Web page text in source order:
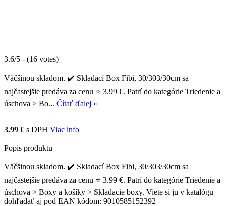
3.6/5 - (16 votes)
Väčšinou skladom. ✔️ Skladací Box Fibi, 30/303/30cm sa
najčastejšie predáva za cenu ⭐ 3.99 €. Patrí do kategórie Triedenie a
úschova > Bo... Čítať ďalej »
3.99 € s DPH Viac info
Popis produktu
Väčšinou skladom. ✔️ Skladací Box Fibi, 30/303/30cm sa
najčastejšie predáva za cenu ⭐ 3.99 €. Patrí do kategórie Triedenie a
úschova > Boxy a košíky > Skladacie boxy. Viete si ju v katalógu
dohľadať aj pod EAN kódom: 9010585152392